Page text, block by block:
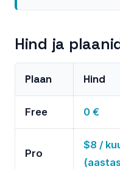
Hind ja
Plaan Hind
Free 0 €
Pro
$8 /